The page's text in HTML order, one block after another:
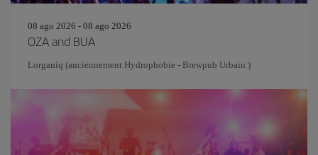
08 ago 2026 - 08 ago 2026
OZA and BUA
Lorganiq (anciennement Hydrophobie - Brewpub Urbain )